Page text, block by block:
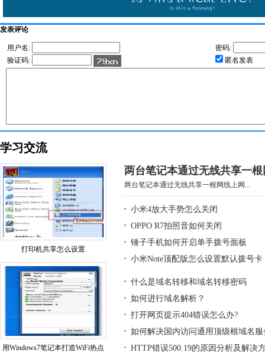
发表评论
用户名:
密码:
验证码:
匿名发表
学习交流
打印机共享怎么设置
用Windows7笔记本打造WiFi热点
两台笔记本通过无线共享一
两台笔记本通过无线共享一根网线上网...
小米4放大手势怎么关闭
OPPO R7拍照音如何关闭
锤子手机如何开启单手拨号面板
小米Note顶配版怎么设置默认拨号卡
什么是域名转移和域名转移密码
如何进行域名解析？
打开网页提示404错误怎么办?
如何解决国内访问通用顶级根域名
HTTP错误500.19的原因分析及解决